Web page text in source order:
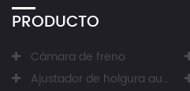
PRODUCTO
Cámara de freno
Ajustador de holgura automático